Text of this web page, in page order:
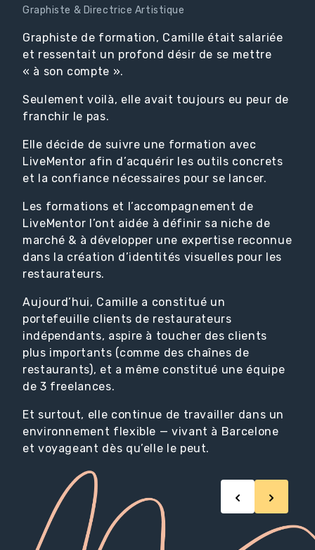
Graphiste & Directrice Artistique
Graphiste de formation, Camille était salariée
et ressentait un profond désir de se mettre
« à son compte ».
Seulement voilà, elle avait toujours eu peur de
franchir le pas.
Elle décide de suivre une formation avec
LiveMentor afin d’acquérir les outils concrets
et la confiance nécessaires pour se lancer.
Les formations et l’accompagnement de
LiveMentor l’ont aidée à définir sa niche de
marché & à développer une expertise reconnue
dans la création d’identités visuelles pour les
restaurateurs.
Aujourd’hui, Camille a constitué un
portefeuille clients de restaurateurs
indépendants, aspire à toucher des clients
plus importants (comme des chaînes de
restaurants), et a même constitué une équipe
de 3 freelances.
Et surtout, elle continue de travailler dans un
environnement flexible — vivant à Barcelone
et voyageant dès qu’elle le peut.